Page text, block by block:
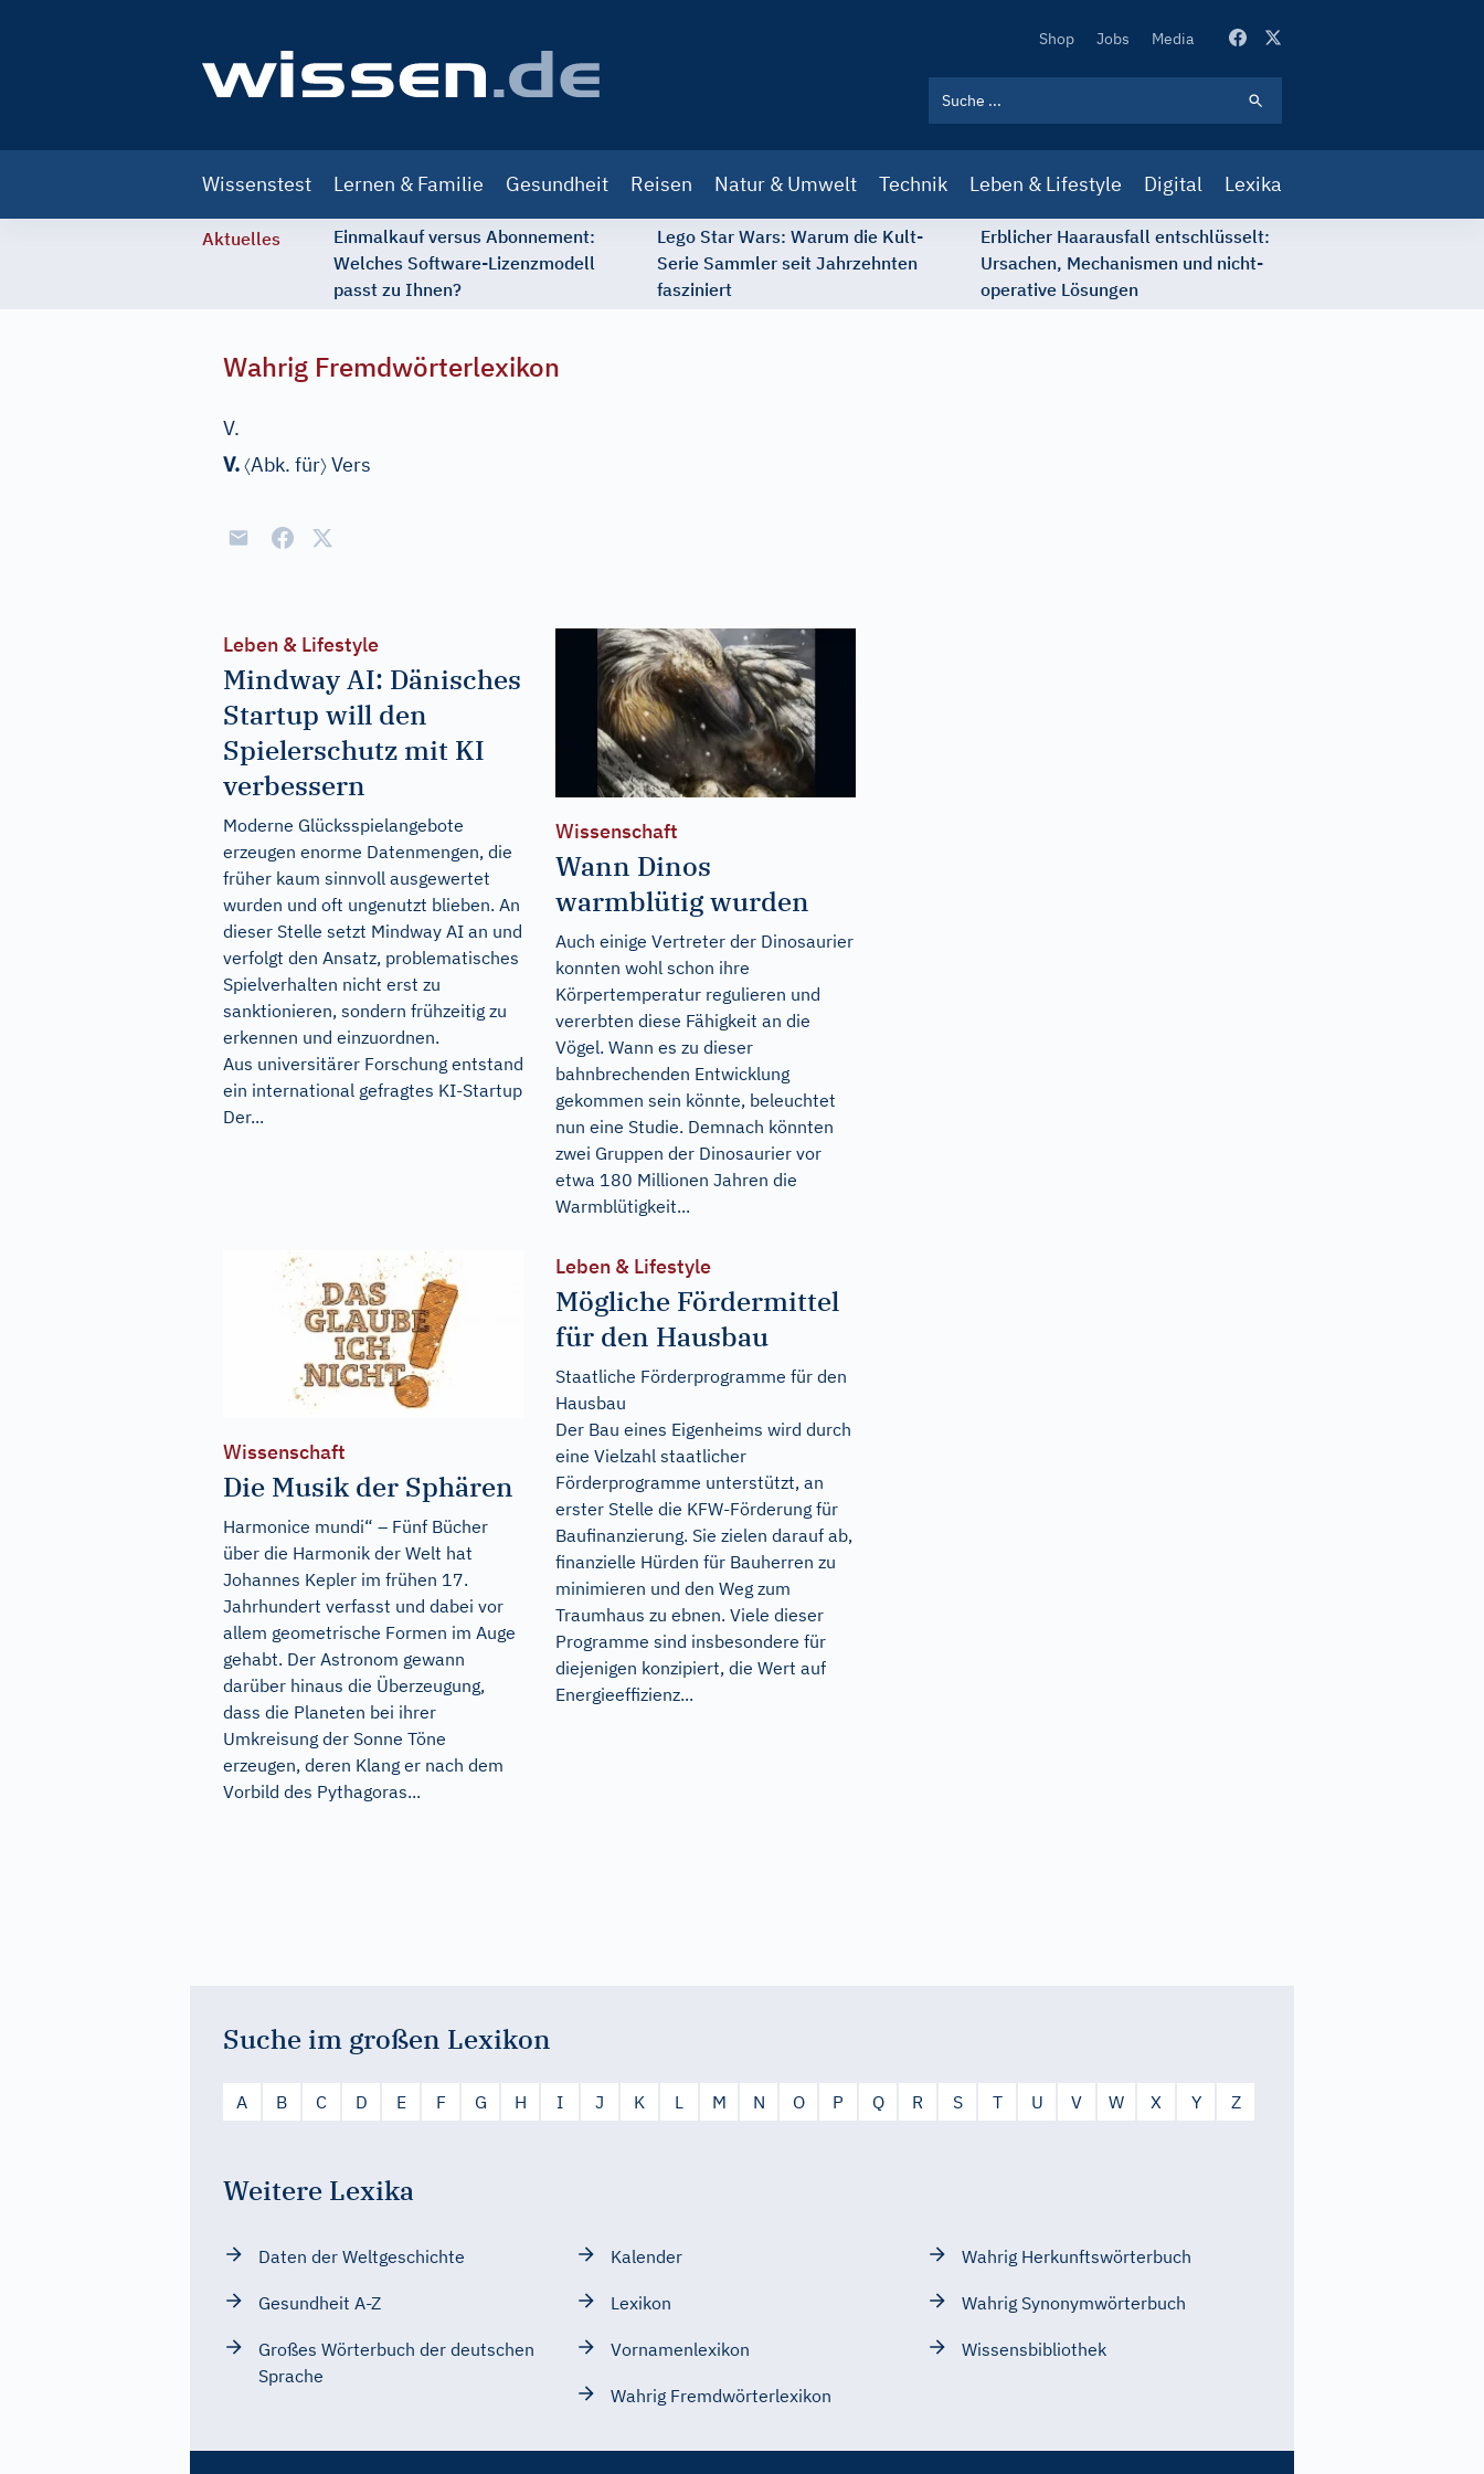
Secondary
Shop Jobs Media
navigation
Wissenstest Lernen & Familie Gesundheit Reisen Natur & Umwelt Technik Leben & Lifestyle Digital Lexika
Aktuelles
Einmalkauf versus Abonnement:
Welches Software-Lizenzmodell
passt zu Ihnen?
Lego Star Wars: Warum die Kult-
Serie Sammler seit Jahrzehnten
fasziniert
Erblicher Haarausfall entschlüsselt:
Ursachen, Mechanismen und nicht-
operative Lösungen
Wahrig Fremdwörterlexikon
V.
V.〈Abk. für〉Vers
Leben & Lifestyle
Mindway AI: Dänisches
Startup will den
Spielerschutz mit KI
verbessern
Moderne Glücksspielangebote
erzeugen enorme Datenmengen, die
früher kaum sinnvoll ausgewertet
wurden und oft ungenutzt blieben. An
dieser Stelle setzt Mindway AI an und
verfolgt den Ansatz, problematisches
Spielverhalten nicht erst zu
sanktionieren, sondern frühzeitig zu
erkennen und einzuordnen.
Aus universitärer Forschung entstand
ein international gefragtes KI-Startup
Der...
Wissenschaft
Wann Dinos
warmblütig wurden
Auch einige Vertreter der Dinosaurier
konnten wohl schon ihre
Körpertemperatur regulieren und
vererbten diese Fähigkeit an die
Vögel. Wann es zu dieser
bahnbrechenden Entwicklung
gekommen sein könnte, beleuchtet
nun eine Studie. Demnach könnten
zwei Gruppen der Dinosaurier vor
etwa 180 Millionen Jahren die
Warmblütigkeit...
Wissenschaft
Die Musik der Sphären
Harmonice mundi“ – Fünf Bücher
über die Harmonik der Welt hat
Johannes Kepler im frühen 17.
Jahrhundert verfasst und dabei vor
allem geometrische Formen im Auge
gehabt. Der Astronom gewann
darüber hinaus die Überzeugung,
dass die Planeten bei ihrer
Umkreisung der Sonne Töne
erzeugen, deren Klang er nach dem
Vorbild des Pythagoras...
Leben & Lifestyle
Mögliche Fördermittel
für den Hausbau
Staatliche Förderprogramme für den
Hausbau
Der Bau eines Eigenheims wird durch
eine Vielzahl staatlicher
Förderprogramme unterstützt, an
erster Stelle die KFW-Förderung für
Baufinanzierung. Sie zielen darauf ab,
finanzielle Hürden für Bauherren zu
minimieren und den Weg zum
Traumhaus zu ebnen. Viele dieser
Programme sind insbesondere für
diejenigen konzipiert, die Wert auf
Energieeffizienz...
Suche im großen Lexikon
A B C D E F G H I J K L M N O P Q R S T U V W X Y Z
Weitere Lexika
Daten der Weltgeschichte
Gesundheit A-Z
Großes Wörterbuch der deutschen
Sprache
Kalender
Lexikon
Vornamenlexikon
Wahrig Fremdwörterlexikon
Wahrig Herkunftswörterbuch
Wahrig Synonymwörterbuch
Wissensbibliothek